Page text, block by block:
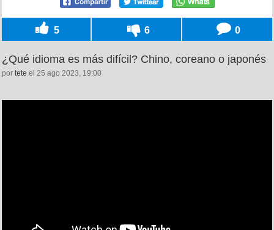
5 6 0
¿Qué idioma es más difícil? Chino, coreano o japonés
por tete el 25 ago 2023, 19:00